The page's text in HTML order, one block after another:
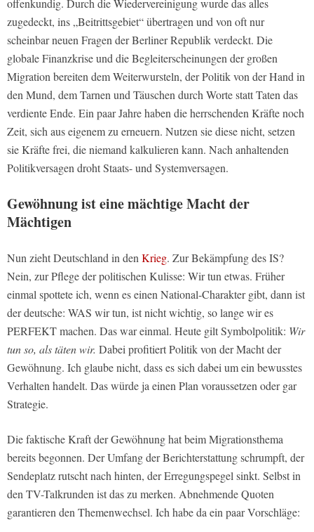
offenkundig. Durch die Wiedervereinigung wurde das alles
zugedeckt, ins „Beitrittsgebiet“ übertragen und von oft nur
scheinbar neuen Fragen der Berliner Republik verdeckt. Die
globale Finanzkrise und die Begleiterscheinungen der großen
Migration bereiten dem Weiterwursteln, der Politik von der Hand in
den Mund, dem Tarnen und Täuschen durch Worte statt Taten das
verdiente Ende. Ein paar Jahre haben die herrschenden Kräfte noch
Zeit, sich aus eigenem zu erneuern. Nutzen sie diese nicht, setzen
sie Kräfte frei, die niemand kalkulieren kann. Nach anhaltenden
Politikversagen droht Staats- und Systemversagen.
Gewöhnung ist eine mächtige Macht der
Mächtigen
Nun zieht Deutschland in denKrieg. Zur Bekämpfung des IS?
Nein, zur Pflege der politischen Kulisse: Wir tun etwas. Früher
einmal spottete ich, wenn es einen National-Charakter gibt, dann ist
der deutsche: WAS wir tun, ist nicht wichtig, so lange wir es
PERFEKT machen. Das war einmal. Heute gilt Symbolpolitik: Wir
tun so, als täten wir. Dabei profitiert Politik von der Macht der
Gewöhnung. Ich glaube nicht, dass es sich dabei um ein bewusstes
Verhalten handelt. Das würde ja einen Plan voraussetzen oder gar
Strategie.
Die faktische Kraft der Gewöhnung hat beim Migrationsthema
bereits begonnen. Der Umfang der Berichterstattung schrumpft, der
Sendeplatz rutscht nach hinten, der Erregungspegel sinkt. Selbst in
den TV-Talkrunden ist das zu merken. Abnehmende Quoten
garantieren den Themenwechsel. Ich habe da ein paar Vorschläge: